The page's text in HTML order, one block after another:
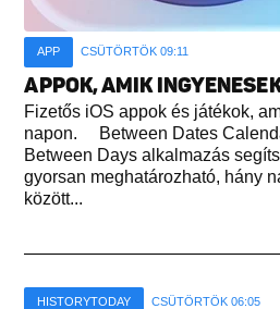
APP CSÜTÖRTÖK 09:11
APPOK, AMIK
Fizetős iOS appok és játékok,
napon. Between Dates
Between Days alkalmazás
gyorsan meghatározható, hány
között...
HISTORYTODAY CSÜTÖRTÖK 06:05